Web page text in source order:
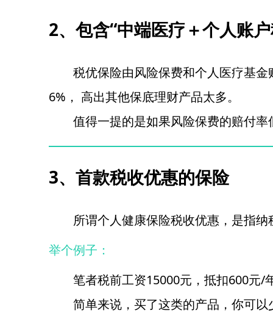
2、包含“中端医疗＋个人账
税优保险由风险保费和个人医疗基
6%， 高出其他保底理财产品太多。
值得一提的是如果风险保费的赔付
3、首款税收优惠的保险
所谓个人健康保险税收优惠，是指
举个例子：
笔者税前工资15000元，抵扣600元/
简单来说，买了这类的产品，你可